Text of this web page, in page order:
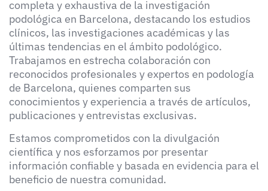
completa y exhaustiva de la investigación
podológica en Barcelona, destacando los estudios
clínicos, las investigaciones académicas y las
últimas tendencias en el ámbito podológico.
Trabajamos en estrecha colaboración con
reconocidos profesionales y expertos en podología
de Barcelona, quienes comparten sus
conocimientos y experiencia a través de artículos,
publicaciones y entrevistas exclusivas.
Estamos comprometidos con la divulgación
científica y nos esforzamos por presentar
información confiable y basada en evidencia para el
beneficio de nuestra comunidad.